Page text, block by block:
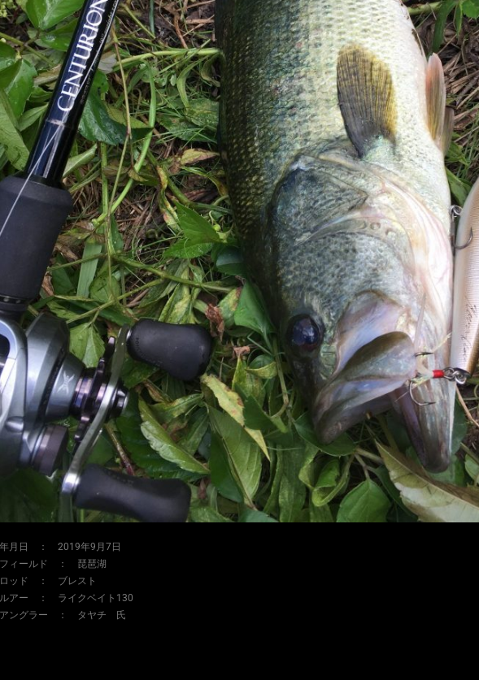
年月日 ： 2019年9月7日
フィールド ： 琵琶湖
ロッド ： ブレスト
ルアー ： ライクベイト130
アングラー ： タヤチ 氏